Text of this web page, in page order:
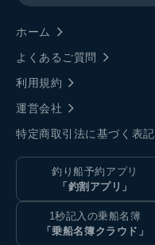
ホーム
よくあるご質問
利用規約
運営会社
特定商取引法に基づく表記
釣り船予約アプリ
「釣割アプリ」
1秒記入の乗船名簿
「乗船名簿クラウド」